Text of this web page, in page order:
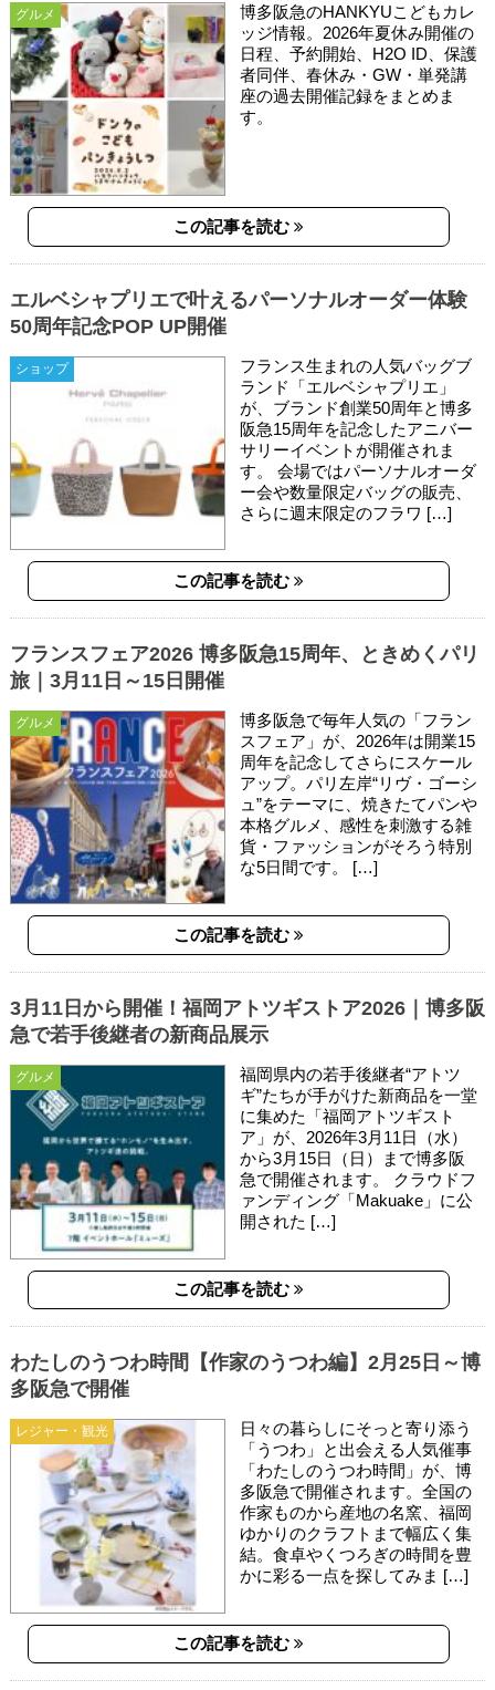
グルメ
博多阪急のHANKYUこどもカレ
ッジ情報。2026年夏休み開催の
日程、予約開始、H2O ID、保護
者同伴、春休み・GW・単発講
座の過去開催記録をまとめま
す。
この記事を読む
ショップ
エルベシャプリエで叶えるパーソナルオーダー体験
50周年記念POP UP開催
フランス生まれの人気バッグブ
ランド「エルベシャプリエ」
が、ブランド創業50周年と博多
阪急15周年を記念したアニバー
サリーイベントが開催されま
す。 会場ではパーソナルオーダ
ー会や数量限定バッグの販売、
さらに週末限定のフラワ […]
この記事を読む
グルメ
フランスフェア2026 博多阪急15周年、ときめくパリ
旅｜3月11日～15日開催
博多阪急で毎年人気の「フラン
スフェア」が、2026年は開業15
周年を記念してさらにスケール
アップ。パリ左岸“リヴ・ゴーシ
ュ”をテーマに、焼きたてパンや
本格グルメ、感性を刺激する雑
貨・ファッションがそろう特別
な5日間です。 […]
この記事を読む
グルメ
3月11日から開催！福岡アトツギストア2026｜博多阪
急で若手後継者の新商品展示
福岡県内の若手後継者“アトツ
ギ”たちが手がけた新商品を一堂
に集めた「福岡アトツギスト
ア」が、2026年3月11日（水）
から3月15日（日）まで博多阪
急で開催されます。 クラウドフ
ァンディング「Makuake」に公
開された […]
この記事を読む
レジャー・観光
わたしのうつわ時間【作家のうつわ編】2月25日～博
多阪急で開催
日々の暮らしにそっと寄り添う
「うつわ」と出会える人気催事
「わたしのうつわ時間」が、博
多阪急で開催されます。全国の
作家ものから産地の名窯、福岡
ゆかりのクラフトまで幅広く集
結。食卓やくつろぎの時間を豊
かに彩る一点を探してみま […]
この記事を読む